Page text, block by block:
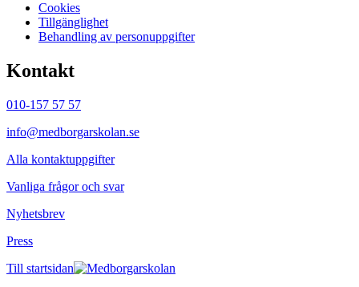
Cookies
Tillgänglighet
Behandling av personuppgifter
Kontakt
010-157 57 57
info@medborgarskolan.se
Alla kontaktuppgifter
Vanliga frågor och svar
Nyhetsbrev
Press
Till startsidan